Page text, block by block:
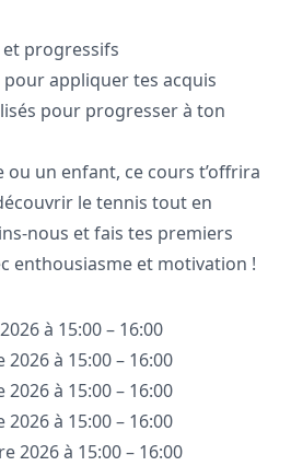
et progressifs
pour appliquer tes acquis
pour progresser à ton
ou un enfant, ce cours t’offrira
le tennis tout en
nous et fais tes premiers
enthousiasme et motivation !
à 15:00 – 16:00
à 15:00 – 16:00
à 15:00 – 16:00
à 15:00 – 16:00
2026 à 15:00 – 16:00